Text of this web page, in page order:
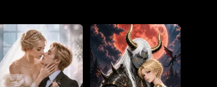
EP 34 EP 35 EP 36